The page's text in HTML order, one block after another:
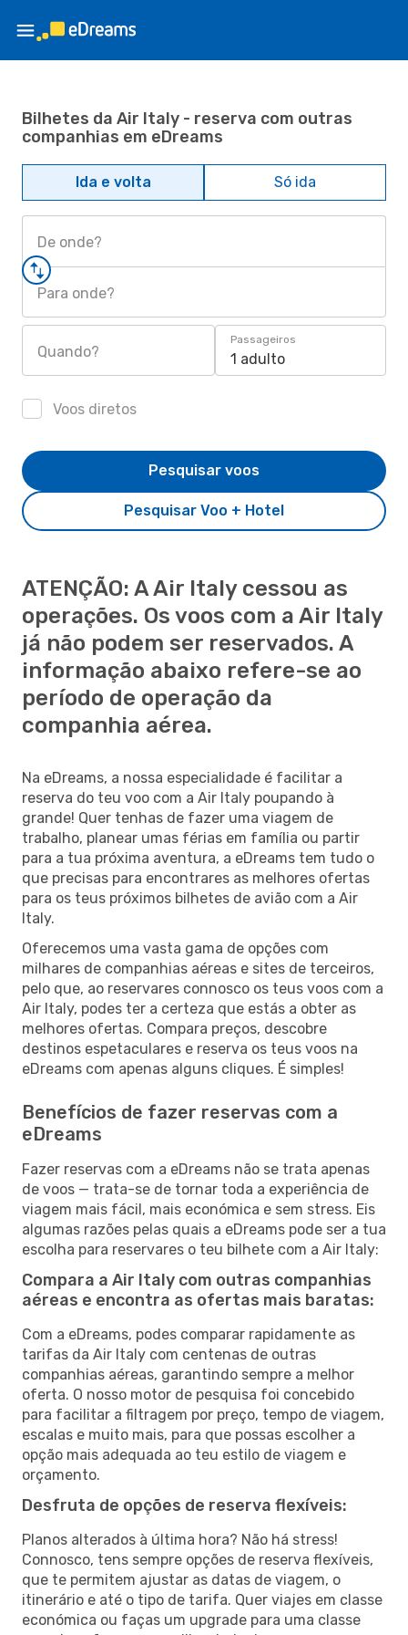
Bilhetes da Air Italy - reserva com outras
companhias em eDreams
Ida e volta Só ida
De onde?
Para onde?
Quando?
Passageiros
1 adulto
Voos diretos
Pesquisar Voo + Hotel
Pesquisar voos
ATENÇÃO: A Air Italy cessou as
operações. Os voos com a Air Italy
já não podem ser reservados. A
informação abaixo refere-se ao
período de operação da
companhia aérea.
Na eDreams, a nossa especialidade é facilitar a
reserva do teu voo com a Air Italy poupando à
grande! Quer tenhas de fazer uma viagem de
trabalho, planear umas férias em família ou partir
para a tua próxima aventura, a eDreams tem tudo o
que precisas para encontrares as melhores ofertas
para os teus próximos bilhetes de avião com a Air
Italy.
Oferecemos uma vasta gama de opções com
milhares de companhias aéreas e sites de terceiros,
pelo que, ao reservares connosco os teus voos com a
Air Italy, podes ter a certeza que estás a obter as
melhores ofertas. Compara preços, descobre
destinos espetaculares e reserva os teus voos na
eDreams com apenas alguns cliques. É simples!
Benefícios de fazer reservas com a
eDreams
Fazer reservas com a eDreams não se trata apenas
de voos — trata-se de tornar toda a experiência de
viagem mais fácil, mais económica e sem stress. Eis
algumas razões pelas quais a eDreams pode ser a tua
escolha para reservares o teu bilhete com a Air Italy:
Compara a Air Italy com outras companhias
aéreas e encontra as ofertas mais baratas:
Com a eDreams, podes comparar rapidamente as
tarifas da Air Italy com centenas de outras
companhias aéreas, garantindo sempre a melhor
oferta. O nosso motor de pesquisa foi concebido
para facilitar a filtragem por preço, tempo de viagem,
escalas e muito mais, para que possas escolher a
opção mais adequada ao teu estilo de viagem e
orçamento.
Desfruta de opções de reserva flexíveis:
Planos alterados à última hora? Não há stress!
Connosco, tens sempre opções de reserva flexíveis,
que te permitem ajustar as datas de viagem, o
itinerário e até o tipo de tarifa. Quer viajes em classe
económica ou faças um upgrade para uma classe